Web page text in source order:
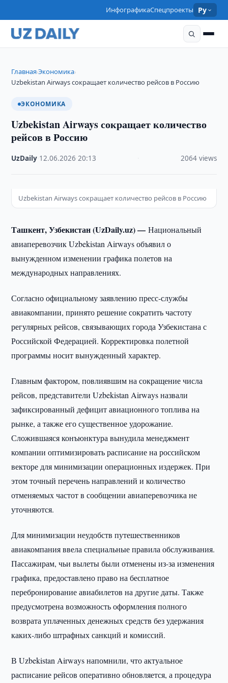
ИнфографикаСпецпроекты Ру
Главная›Экономика›
Uzbekistan Airways сокращает количество рейсов в Россию
ЭКОНОМИКА
Uzbekistan Airways сокращает количество
рейсов в Россию
UzDaily 12.06.2026 ·20:13 2064 views
Uzbekistan Airways сокращает количество рейсов в Россию
Ташкент, Узбекистан (UzDaily.uz) —Национальный
авиаперевозчик Uzbekistan Airways объявил о
вынужденном изменении графика полетов на
международных направлениях.
Согласно официальному заявлению пресс-службы
авиакомпании, принято решение сократить частоту
регулярных рейсов, связывающих города Узбекистана с
Российской Федерацией. Корректировка полетной
программы носит вынужденный характер.
Главным фактором, повлиявшим на сокращение числа
рейсов, представители Uzbekistan Airways назвали
зафиксированный дефицит авиационного топлива на
рынке, а также его существенное удорожание.
Сложившаяся конъюнктура вынудила менеджмент
компании оптимизировать расписание на российском
векторе для минимизации операционных издержек. При
этом точный перечень направлений и количество
отменяемых частот в сообщении авиаперевозчика не
уточняются.
Для минимизации неудобств путешественников
авиакомпания ввела специальные правила обслуживания.
Пассажирам, чьи вылеты были отменены из-за изменения
графика, предоставлено право на бесплатное
перебронирование авиабилетов на другие даты. Также
предусмотрена возможность оформления полного
возврата уплаченных денежных средств без удержания
каких-либо штрафных санкций и комиссий.
В Uzbekistan Airways напомнили, что актуальное
расписание рейсов оперативно обновляется, а процедура